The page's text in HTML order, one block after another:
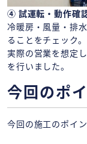
④ 試運転・動作確
冷暖房・風量・排
ることをチェック。
実際の営業を想定
を行いました。
今回のポ
今回の施工のポイ